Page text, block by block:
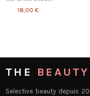
THE BEAUTY
Selective beauty depuis